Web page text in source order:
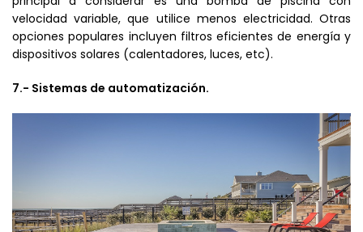
velocidad variable, que utilice menos electricidad. Otras
opciones populares incluyen filtros eficientes de energía y
dispositivos solares (calentadores, luces, etc).
7.- Sistemas de automatización.